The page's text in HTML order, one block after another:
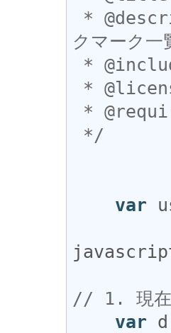
クマーク一
*/
var
// 1. 現在
var d